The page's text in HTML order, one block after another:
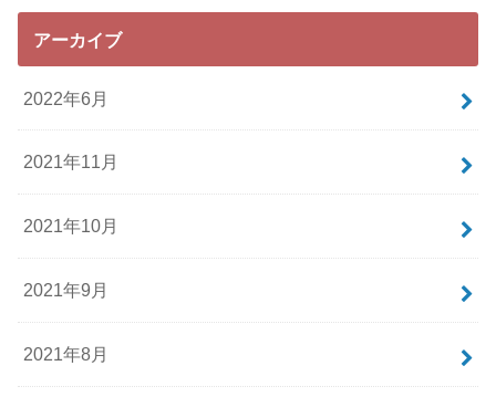
アーカイブ
2022年6月
2021年11月
2021年10月
2021年9月
2021年8月